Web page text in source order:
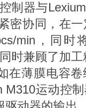
制器与
密协同，在
min，同时
时兼顾了加
在薄膜电容
M310运动控